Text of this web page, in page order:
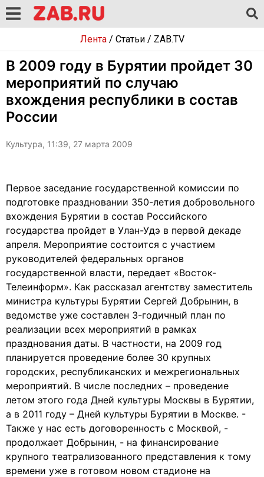
Лента/ Статьи/ ZAB.TV
В 2009 году в Бурятии пройдет 30
мероприятий по случаю
вхождения республики в состав
России
Культура, 11:39, 27 марта 2009
Первое заседание государственной комиссии по
подготовке праздновании 350-летия добровольного
вхождения Бурятии в состав Российского
государства пройдет в Улан-Удэ в первой декаде
апреля. Мероприятие состоится с участием
руководителей федеральных органов
государственной власти, передает «Восток-
Телеинформ». Как рассказал агентству заместитель
министра культуры Бурятии Сергей Добрынин, в
ведомстве уже составлен 3-годичный план по
реализации всех мероприятий в рамках
празднования даты. В частности, на 2009 год
планируется проведение более 30 крупных
городских, республиканских и межрегиональных
мероприятий. В числе последних – проведение
летом этого года Дней культуры Москвы в Бурятии,
а в 2011 году – Дней культуры Бурятии в Москве. -
Также у нас есть договоренность с Москвой, -
продолжает Добрынин, - на финансирование
крупного театрализованного представления к тому
времени уже в готовом новом стадионе на